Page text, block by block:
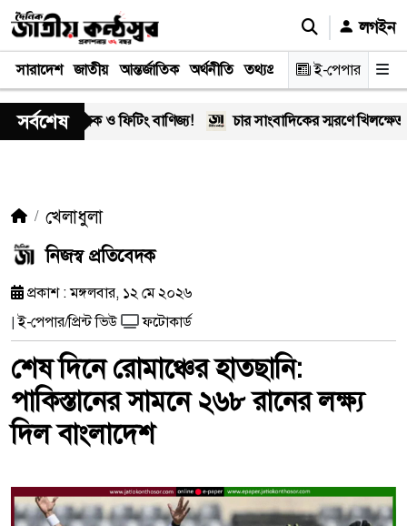
লগইন
সারাদেশ জাতীয় আন্তর্জাতিক অর্থনীতি তথ্যপ্রযুক্তি স্বাস্থ্য আইন-
ই-পেপার
সর্বশেষ
ও ফিটিং বাণিজ্য! চার সাংবাদিকের স্মরণে খিলক্ষেত প্রেস
খেলাধুলা
নিজস্ব প্রতিবেদক
প্রকাশ : মঙ্গলবার, ১২ মে ২০২৬
| ই-পেপার/প্রিন্ট ভিউ ফটোকার্ড
শেষ দিনে রোমাঞ্চের হাতছানি:
পাকিস্তানের সামনে ২৬৮ রানের লক্ষ্য
দিল বাংলাদেশ